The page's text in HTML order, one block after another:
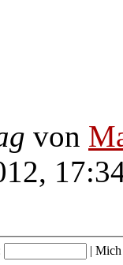
von
| Mich